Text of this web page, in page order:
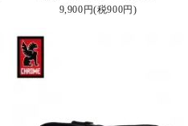
9,900円(税900円)